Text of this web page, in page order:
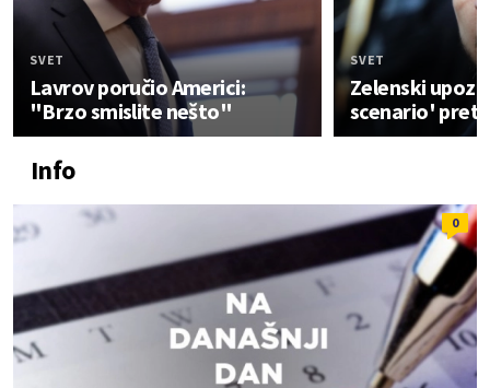
SVET
Lavrov poručio Americi:
"Brzo smislite nešto"
SVET
Zelenski
scenario'
Info
0